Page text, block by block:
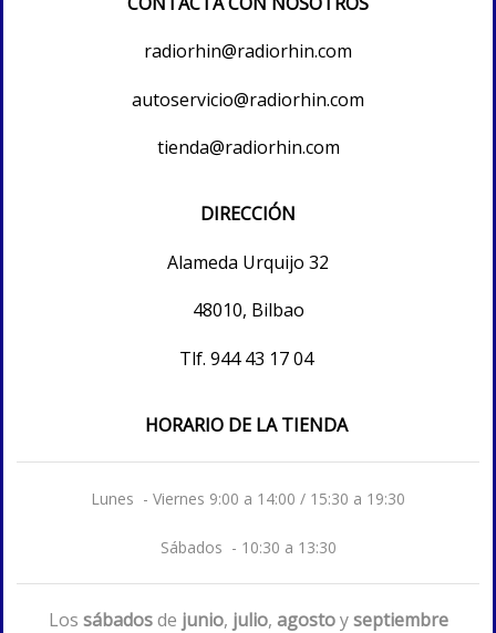
radiorhin@radiorhin.com
autoservicio@radiorhin.com
tienda@radiorhin.com
DIRECCIÓN
Alameda Urquijo 32
48010, Bilbao
Tlf. 944 43 17 04
HORARIO DE LA TIENDA
Lunes - Viernes 9:00 a 14:00 / 15:30 a 19:30
Sábados - 10:30 a 13:30
Los sábadosde junio, julio, agostoyseptiembre